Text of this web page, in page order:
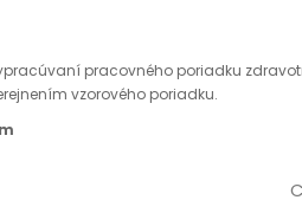
pracovného poriadku
vzorového poriadku.